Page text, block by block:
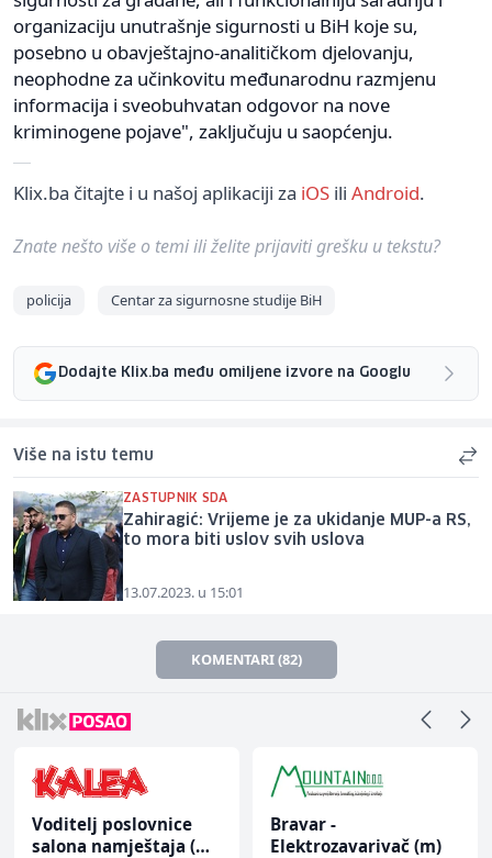
organizaciju unutrašnje sigurnosti u BiH koje su,
posebno u obavještajno-analitičkom djelovanju,
neophodne za učinkovitu međunarodnu razmjenu
informacija i sveobuhvatan odgovor na nove
kriminogene pojave", zaključuju u saopćenju.
Klix.ba čitajte i u našoj aplikaciji za iOS ili Android.
Znate nešto više o temi ili želite prijaviti grešku u tekstu?
policija Centar za sigurnosne studije BiH
Dodajte Klix.ba među omiljene izvore na Googlu
Više na istu temu
ZASTUPNIK SDA
Zahiragić: Vrijeme je za ukidanje MUP-a RS,
to mora biti uslov svih uslova
13.07.2023. u 15:01
KOMENTARI (82)
Bravar -
Elektrozavarivač (m)
Asistent za
administraciju (m/ž)